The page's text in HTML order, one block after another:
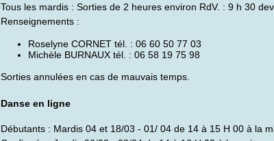
Tous les mardis : Sorties de 2 heures environ RdV. : 9 h 30
Renseignements :
Roselyne CORNET tél. : 06 60 50 77 03
Michèle BURNAUX tél. : 06 58 19 75 98
Sorties annulées en cas de mauvais temps.
Danse en ligne
Débutants : Mardis 04 et 18/03 - 01/ 04 de 14 à 15 H 00 à la